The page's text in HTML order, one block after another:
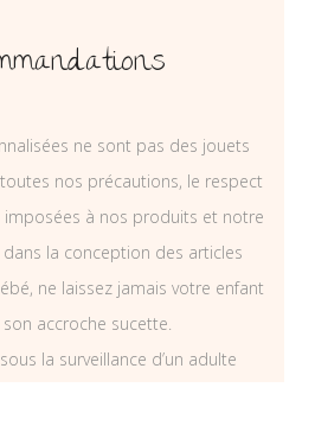
ne sont pas des jouets
nos précautions, le respect
à nos produits et notre
la conception des articles
ne laissez jamais votre enfant
son accroche sucette.
la surveillance d’un adulte